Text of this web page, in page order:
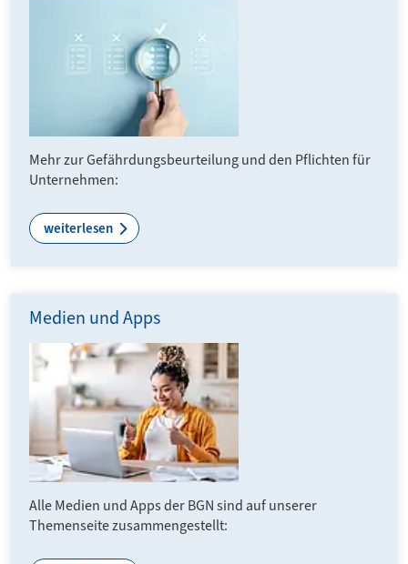
Mehr zur Gefährdungsbeurteilung und den Pflichten für
Unternehmen:
weiterlesen
Medien und Apps
Alle Medien und Apps der BGN sind auf unserer
Themenseite zusammengestellt: